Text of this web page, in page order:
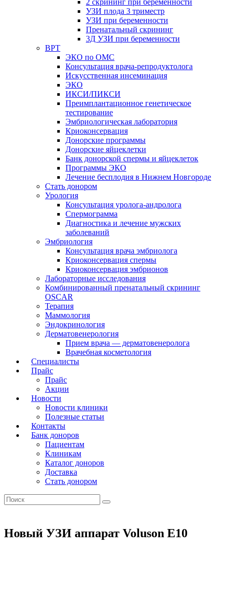
2 скрининг при беременности
УЗИ плода 3 триместр
УЗИ при беременности
Пренатальный скрининг
3Д УЗИ при беременности
ВРТ
ЭКО по ОМС
Консультация врача-репродуктолога
Искусственная инсеминация
ЭКО
ИКСИ/ПИКСИ
Преимплантационное генетическое
тестирование
Эмбриологическая лаборатория
Криоконсервация
Донорские программы
Донорские яйцеклетки
Банк донорской спермы и яйцеклеток
Программы ЭКО
Лечение бесплодия в Нижнем Новгороде
Стать донором
Урология
Консультация уролога-андролога
Спермограмма
Диагностика и лечение мужских
заболеваний
Эмбриология
Консультация врача эмбриолога
Криоконсервация спермы
Криоконсервация эмбрионов
Лабораторные исследования
Комбинированный пренатальный скрининг
OSCAR
Терапия
Маммология
Эндокринология
Дерматовенерология
Прием врача — дерматовенеролога
Врачебная косметология
Специалисты
Прайс
Прайс
Акции
Новости
Новости клиники
Полезные статьи
Контакты
Банк доноров
Пациентам
Клиникам
Каталог доноров
Доставка
Стать донором
Новый УЗИ аппарат Voluson E10